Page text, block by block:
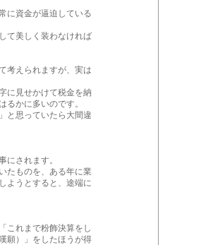
に資金が逼迫している
て美しく装わなければ
考えられますが、実は
に見せかけて税金を納
かに多いのです。
と思っていたら大間違
されます。
たものを、ある年に業
ようとすると、途端に
これまで粉飾決算をし
願）」をしたほうが得